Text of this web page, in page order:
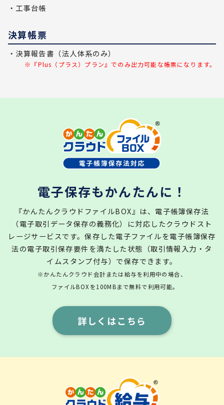
・工事台帳
決算帳票
・決算報告書（法人体系のみ）
※『Plus（プラス）プラン』でのみ出力可能な帳票になります。
詳しくはこちら
電子保存もかんたんに！
『かんたんクラウドファイルBOX』は、電子帳簿保存法
（電子取引データ保存の義務化）に対応したクラウドスト
レージサービスです。保存した電子ファイルを電子帳簿保存
法の電子取引保存要件を満たした状態（取引情報入力・タ
イムスタンプ付与）で保存できます。
※かんたんクラウド会計または給与を利用中の場合、
ファイルBOXを100MBまで無料で利用可能。